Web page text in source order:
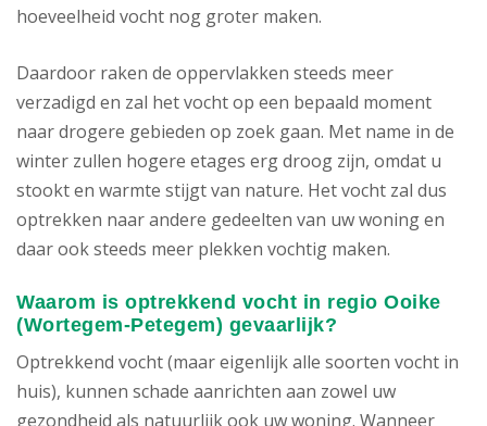
hoeveelheid vocht nog groter maken.
Daardoor raken de oppervlakken steeds meer
verzadigd en zal het vocht op een bepaald moment
naar drogere gebieden op zoek gaan. Met name in de
winter zullen hogere etages erg droog zijn, omdat u
stookt en warmte stijgt van nature. Het vocht zal dus
optrekken naar andere gedeelten van uw woning en
daar ook steeds meer plekken vochtig maken.
Waarom is optrekkend vocht in regio Ooike
(Wortegem-Petegem) gevaarlijk?
Optrekkend vocht (maar eigenlijk alle soorten vocht in
huis), kunnen schade aanrichten aan zowel uw
gezondheid als natuurlijk ook uw woning. Wanneer